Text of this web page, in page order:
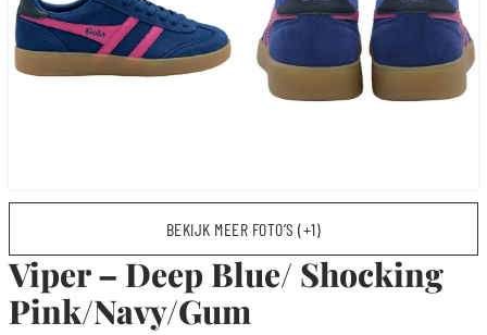
BEKIJK MEER FOTO’S (+1)
Viper – Deep Blue/ Shocking
Pink/Navy/Gum